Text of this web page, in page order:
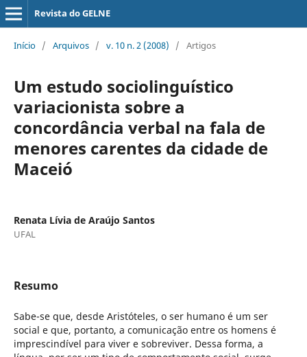
Revista do GELNE
Início / Arquivos / v. 10 n. 2 (2008) / Artigos
Um estudo sociolinguístico
variacionista sobre a
concordância verbal na fala de
menores carentes da cidade de
Maceió
Renata Lívia de Araújo Santos
UFAL
Resumo
Sabe-se que, desde Aristóteles, o ser humano é um ser
social e que, portanto, a comunicação entre os homens é
imprescindível para viver e sobreviver. Dessa forma, a